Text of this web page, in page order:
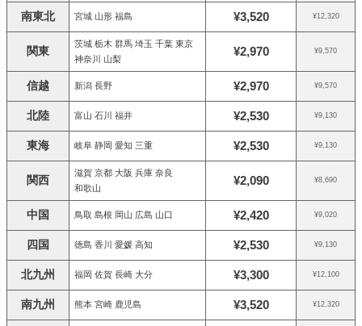
南東北 宮城 山形 福島 ¥3,520 ¥12,320
関東
茨城 栃木 群馬 埼玉 千葉 東京
神奈川 山梨
¥2,970 ¥9,570
信越 新潟 長野 ¥2,970 ¥9,570
北陸 富山 石川 福井 ¥2,530 ¥9,130
東海 岐阜 静岡 愛知 三重 ¥2,530 ¥9,130
関西
滋賀 京都 大阪 兵庫 奈良
和歌山
¥2,090 ¥8,690
中国 鳥取 島根 岡山 広島 山口 ¥2,420 ¥9,020
四国 徳島 香川 愛媛 高知 ¥2,530 ¥9,130
北九州 福岡 佐賀 長崎 大分 ¥3,300 ¥12,100
南九州 熊本 宮崎 鹿児島 ¥3,520 ¥12,320